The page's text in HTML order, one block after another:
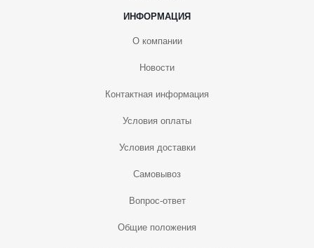
ИНФОРМАЦИЯ
О компании
Новости
Контактная информация
Условия оплаты
Условия доставки
Самовывоз
Вопрос-ответ
Общие положения